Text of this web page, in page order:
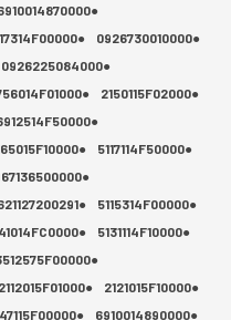
0926730010000●
0926225084000●
2150115F02000●
5117114F50000●
5115314F00000●
5131114F10000●
2112015F01000●
2121015F10000●
6910014890000●